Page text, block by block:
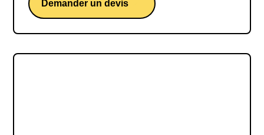
Demander un devis